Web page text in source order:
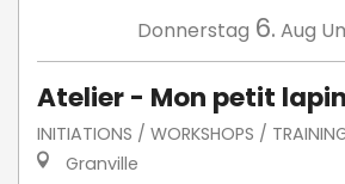
Donnerstag 6. Aug
Atelier - Mon petit lapin
INITIATIONS / WORKSHOPS /
Granville